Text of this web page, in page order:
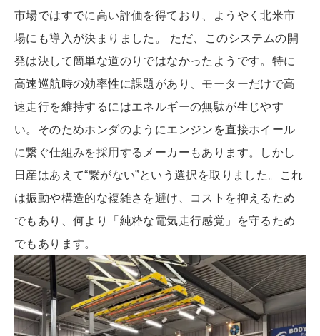
市場ではすでに高い評価を得ており、ようやく北米市
場にも導入が決まりました。 ただ、このシステムの開
発は決して簡単な道のりではなかったようです。特に
高速巡航時の効率性に課題があり、モーターだけで高
速走行を維持するにはエネルギーの無駄が生じやす
い。そのためホンダのようにエンジンを直接ホイール
に繋ぐ仕組みを採用するメーカーもあります。しかし
日産はあえて“繋がない”という選択を取りました。これ
は振動や構造的な複雑さを避け、コストを抑えるため
でもあり、何より「純粋な電気走行感覚」を守るため
でもあります。